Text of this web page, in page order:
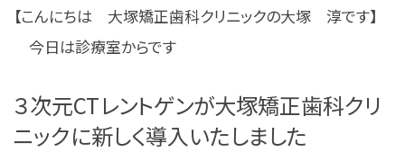
【こんにちは 大塚矯正歯科クリニックの大塚 淳です】
今日は診療室からです
３次元CTレントゲンが大塚矯正歯科クリ
ニックに新しく導入いたしました